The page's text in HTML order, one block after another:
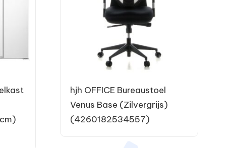
hjh OFFICE Bureaustoel
Venus Base (Zilvergrijs)
(4260182534557)